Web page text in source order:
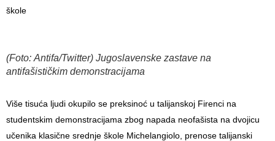
škole
(Foto: Antifa/Twitter) Jugoslavenske zastave na
antifašističkim demonstracijama
Više tisuća ljudi okupilo se preksinoć u talijanskoj Firenci na
studentskim demonstracijama zbog napada neofašista na dvojicu
učenika klasične srednje škole Michelangiolo, prenose talijanski